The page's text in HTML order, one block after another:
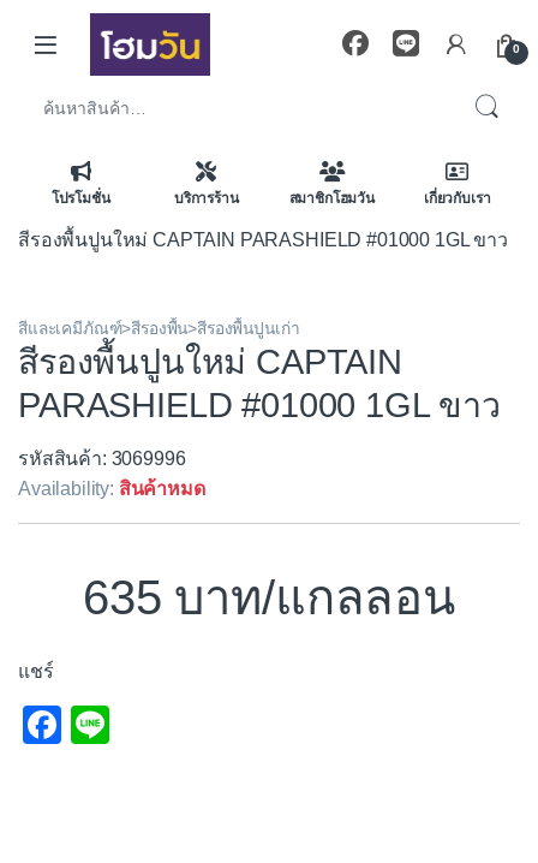
Skip to navigation
Skip to content
0
โปรโมชั่น บริการร้าน สมาชิกโฮมวัน เกี่ยวกับเรา
สีรองพื้นปูนใหม่ CAPTAIN PARASHIELD #01000 1GL ขาว
สีและเคมีภัณฑ์>สีรองพื้น>สีรองพื้นปูนเก่า
สีรองพื้นปูนใหม่ CAPTAIN
PARASHIELD #01000 1GL ขาว
รหัสสินค้า: 3069996
Availability: สินค้าหมด
635 /แกลลอน
แชร์
F